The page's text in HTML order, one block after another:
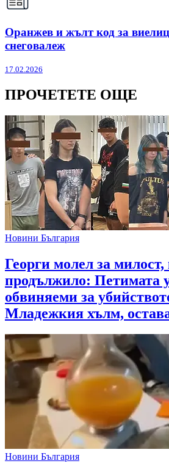
Оранжев и жълт код за
снеговалеж
17.02.2026
ПРОЧЕТЕТЕ ОЩЕ
Новини България
Георги молел за
продължило: Петимата
обвиняеми за
Младежкия хълм,
Новини България